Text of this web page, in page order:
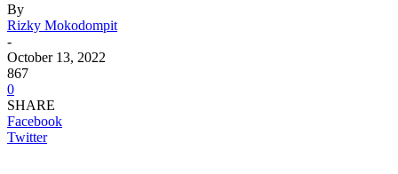
By
Rizky Mokodompit
-
October 13, 2022
867
0
SHARE
Facebook
Twitter